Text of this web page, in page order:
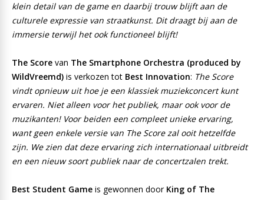
klein detail van de game en daarbij trouw blijft aan de
culturele expressie van straatkunst. Dit draagt bij aan de
immersie terwijl het ook functioneel blijft!
The Score van The Smartphone Orchestra (produced by
WildVreemd) is verkozen tot Best Innovation: The Score
vindt opnieuw uit hoe je een klassiek muziekconcert kunt
ervaren. Niet alleen voor het publiek, maar ook voor de
muzikanten! Voor beiden een compleet unieke ervaring,
want geen enkele versie van The Score zal ooit hetzelfde
zijn. We zien dat deze ervaring zich internationaal uitbreidt
en een nieuw soort publiek naar de concertzalen trekt.
Best Student Game is gewonnen door King of The